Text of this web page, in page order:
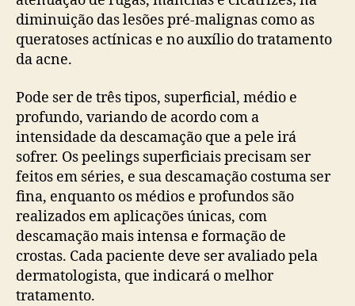
diminuição das lesões pré-malignas como as
queratoses actínicas e no auxílio do tratamento
da acne.
Pode ser de três tipos, superficial, médio e
profundo, variando de acordo com a
intensidade da descamação que a pele irá
sofrer. Os peelings superficiais precisam ser
feitos em séries, e sua descamação costuma ser
fina, enquanto os médios e profundos são
realizados em aplicações únicas, com
descamação mais intensa e formação de
crostas. Cada paciente deve ser avaliado pela
dermatologista, que indicará o melhor
tratamento.